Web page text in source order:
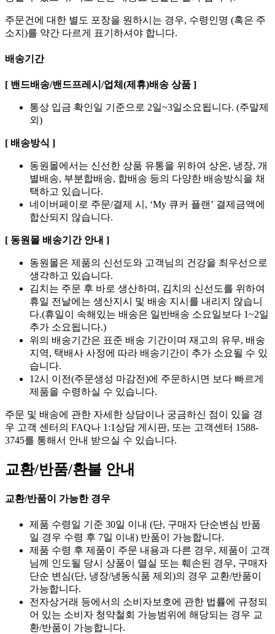
주문건에 대한 별도 포장을 원하시는 경우, 수령인명 (혹은 주
소지)를 약간 다르게 표기하셔야 합니다.
배송기간
[ 밴드배송/밴드프레시/업체(제휴)배송 상품 ]
통상 입금 확인일 기준으로 2일~3일소요됩니다. (주말제
외)
[ 배송방식 ]
동원몰에서는 신선한 상품 유통을 위하여 상온, 냉장, 개
별배송, 부분합배송, 합배송 등의 다양한 배송방식을 채
택하고 있습니다.
네이버페이로 주문/결제 시, ‘My 큐커 플랜’ 결제금액에
합산되지 않습니다.
[ 동원몰 배송기간 안내 ]
동원몰은 제품의 신선도와 고객님의 건강을 최우선으로
생각하고 있습니다.
김치는 주문 후 바로 생산하며, 김치의 신선도를 위하여
휴일 전날에는 생산지시 및 배송 지시를 내리지 않습니
다.(휴일이 속해있는 배송은 일반배송 소요일보다 1~2일
추가 소요됩니다.)
위의 배송기간은 표준 배송 기간이며 재고의 유무, 배송
지역, 택배사 사정에 따라 배송기간이 추가 소요될 수 있
습니다.
12시 이전(주문생성 마감전)에 주문하시면 보다 빠르게
제품을 수령하실 수 있습니다.
주문 및 배송에 관한 자세한 상담이나 궁금하신 점이 있을 경
우 고객 센터의 FAQ나 1:1상담 게시판, 또는 고객센터 1588-
3745를 통해서 안내 받으실 수 있습니다.
교환/반품/환불 안내
교환/반품이 가능한 경우
제품 수령일 기준 30일 이내 (단, 구매자 단순변심 반품
일 경우 수령 후 7일 이내) 반품이 가능합니다.
제품 수령 후 제품이 주문 내용과 다른 경우, 제품이 고객
님께 인도될 당시 상품이 멸실 또는 훼손된 경우, 구매자
단순 변심(단, 냉장/냉동식품 제외)의 경우 교환/반품이
가능합니다.
전자상거래 등에서의 소비자보호에 관한 법률에 규정되
어 있는 소비자 청약철회 가능범위에 해당되는 경우 교
환/반품이 가능합니다.